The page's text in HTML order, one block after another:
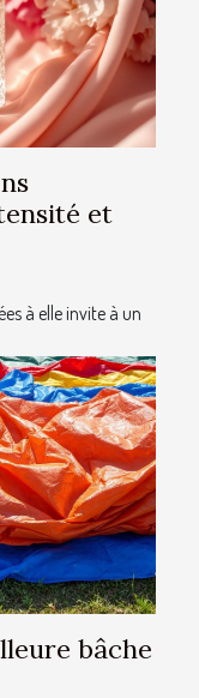
et
à elle invite à un
bâche